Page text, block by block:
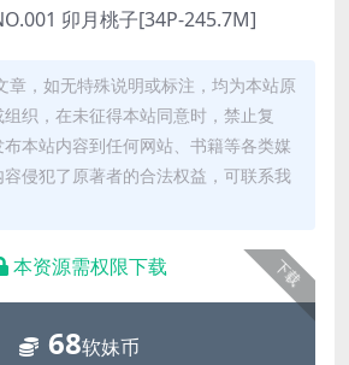
卯月桃子[34P-245.7M]
章，如无特殊说明或标注，均为本站原
织，在未征得本站同意时，禁止复
本站内容到任何网站、书籍等各类媒
侵犯了原著者的合法权益，可联系我
下载
本资源需权限下载
68软妹币